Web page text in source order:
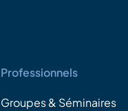
Professionnels
Groupes & Séminaires